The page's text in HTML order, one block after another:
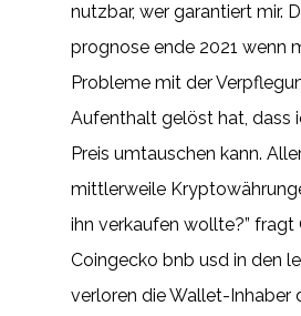
nutzbar, wer garantiert mir.
prognose ende 2021 wenn
Probleme mit der
Aufenthalt gelöst hat, dass
Preis umtauschen kann.
mittlerweile
ihn verkaufen wollte?” fragt
Coingecko bnb usd in den
verloren die Wallet-Inhaber